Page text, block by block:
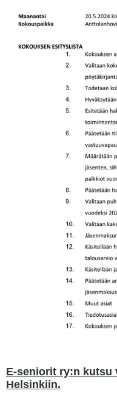
E-seniorit ry:n kutsu
Helsinkiin.